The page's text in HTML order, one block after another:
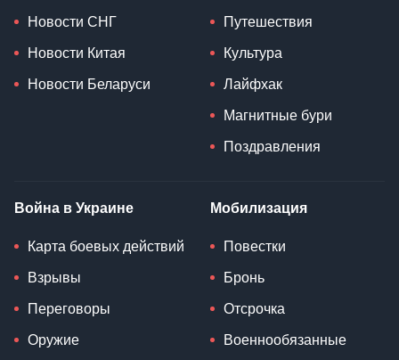
Новости СНГ
Новости Китая
Новости Беларуси
Путешествия
Культура
Лайфхак
Магнитные бури
Поздравления
Война в Украине
Карта боевых действий
Взрывы
Переговоры
Оружие
Мобилизация
Повестки
Бронь
Отсрочка
Военнообязанные